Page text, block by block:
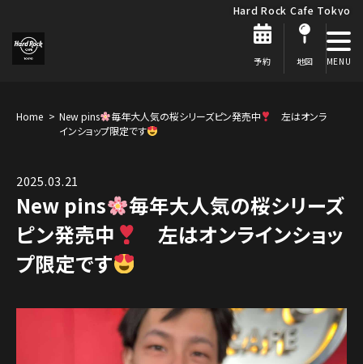
Hard Rock Cafe Tokyo
予約 地図
Home New pins 毎年大人気の桜シリーズピン発売中
左はオンラ
インショップ限定です
2025.03.21
New pins
毎年大人気の桜シリーズ
ピン発売中
左はオンラインショッ
プ限定です